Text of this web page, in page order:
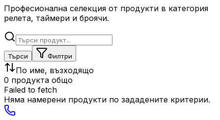
Професионална селекция от продукти в категория
релета, таймери и броячи.
Търси Филтри
По име, възходящо
0 продукта общо
Failed to fetch
Няма намерени продукти по зададените критерии.